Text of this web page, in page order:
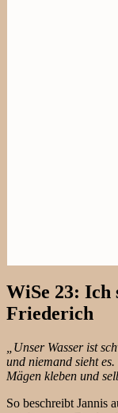
WiSe 23: Ich
Friederich
„Unser Wasser ist
und niemand sieht
Mägen kleben und
So beschreibt Jannis